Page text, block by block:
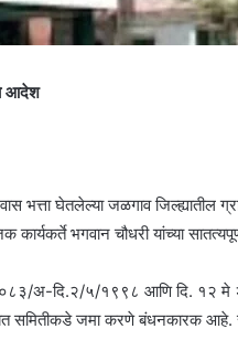
आदेश
भत्ता घेतलेल्या जळगाव
भगवान चौधरी यांच्या
२०८३/अ-दि.२/५/१९९८ आणि दि. १२
समितीकडे जमा करणे बंधनकारक